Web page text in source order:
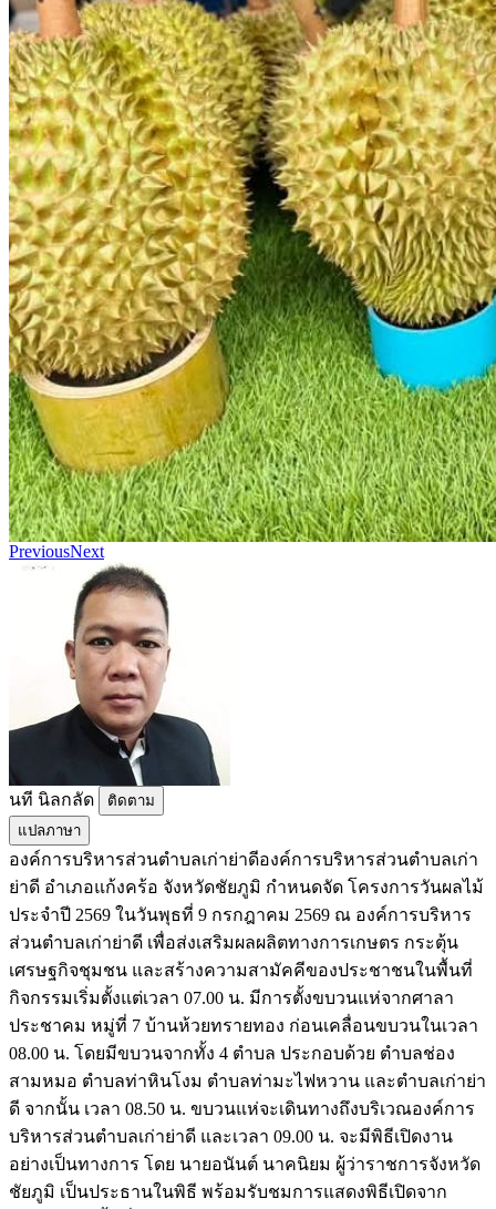
PreviousNext
นที​ นิล​กลัด​
ติดตาม
แปลภาษา
องค์การบริหารส่วนตำบลเก่าย่าดีองค์การบริหารส่วนตำบลเก่า
ย่าดี อำเภอแก้งคร้อ จังหวัดชัยภูมิ กำหนดจัด โครงการวันผลไม้
ประจำปี 2569 ในวันพุธที่ 9 กรกฎาคม 2569 ณ องค์การบริหาร
ส่วนตำบลเก่าย่าดี เพื่อส่งเสริมผลผลิตทางการเกษตร กระตุ้น
เศรษฐกิจชุมชน และสร้างความสามัคคีของประชาชนในพื้นที่
กิจกรรมเริ่มตั้งแต่เวลา 07.00 น. มีการตั้งขบวนแห่จากศาลา
ประชาคม หมู่ที่ 7 บ้านห้วยทรายทอง ก่อนเคลื่อนขบวนในเวลา
08.00 น. โดยมีขบวนจากทั้ง 4 ตำบล ประกอบด้วย ตำบลช่อง
สามหมอ ตำบลท่าหินโงม ตำบลท่ามะไฟหวาน และตำบลเก่าย่า
ดี จากนั้น เวลา 08.50 น. ขบวนแห่จะเดินทางถึงบริเวณองค์การ
บริหารส่วนตำบลเก่าย่าดี และเวลา 09.00 น. จะมีพิธีเปิดงาน
อย่างเป็นทางการ โดย นายอนันต์ นาคนิยม ผู้ว่าราชการจังหวัด
ชัยภูมิ เป็นประธานในพิธี พร้อมรับชมการแสดงพิธีเปิดจาก